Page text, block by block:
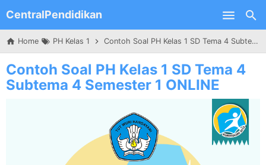
Skip to main content
CentralPendidikan
Home PH Kelas 1 Contoh Soal PH Kelas 1 SD Tema 4 Subtema 4 Semester 1 ONLINE
Contoh Soal PH Kelas 1 SD Tema 4
Subtema 4 Semester 1 ONLINE